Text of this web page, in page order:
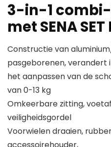
3-in-1
met SENA
Constructie van
pasgeborenen, verandert
het aanpassen van de
van 0-13 kg
Omkeerbare zitting,
veiligheidsgordel
Voorwielen draaien,